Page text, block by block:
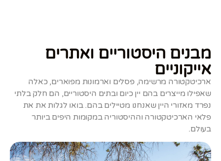
מבנים היסטוריים ואתרים
אייקוניים
ארכיטקטורה מרשימה, פסלים וארמונות מפוארים, כאלה
שאפילו מייצרים בהם יין כיום ובתים היסטוריים, הם חלק בלתי
נפרד מאזורי היין שאנחנו מטיילים בהם. בואו לגלות את את
פלאי הארכיטקטורה וההיסטוריה במקומות היפים ביותר
בעולם.